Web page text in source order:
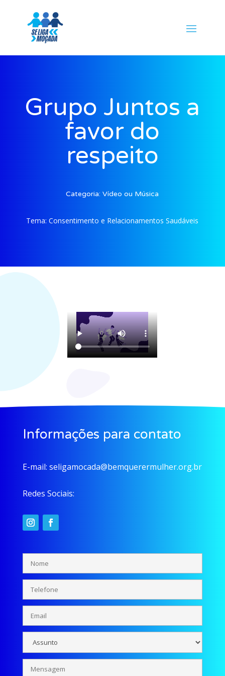
Grupo Juntos a
favor do
respeito
Categoria:Vídeo ou Música
Tema:Consentimento e Relacionamentos Saudáveis
Informações para contato
E-mail: seligamocada@bemquerermulher.org.br
Redes Sociais: